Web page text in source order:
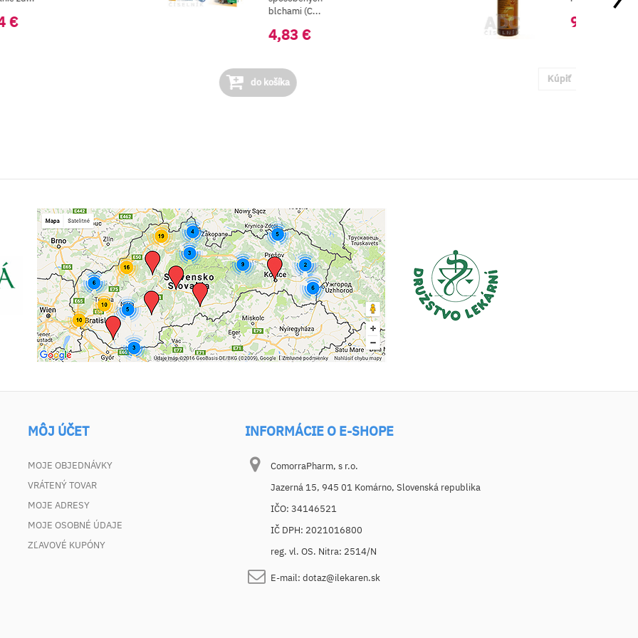
€
blchami (C...
4,83 €
do košíka
9,55 €
Kúpiť
MÔJ ÚČET
MOJE OBJEDNÁVKY
VRÁTENÝ TOVAR
MOJE ADRESY
MOJE OSOBNÉ ÚDAJE
ZĽAVOVÉ KUPÓNY
INFORMÁCIE O E-SHOPE
ComorraPharm, s r.o.
Jazerná 15, 945 01 Komárno, Slovenská republika
IČO: 34146521
IČ DPH: 2021016800
reg. vl. OS. Nitra: 2514/N
E-mail: dotaz@ilekaren.sk